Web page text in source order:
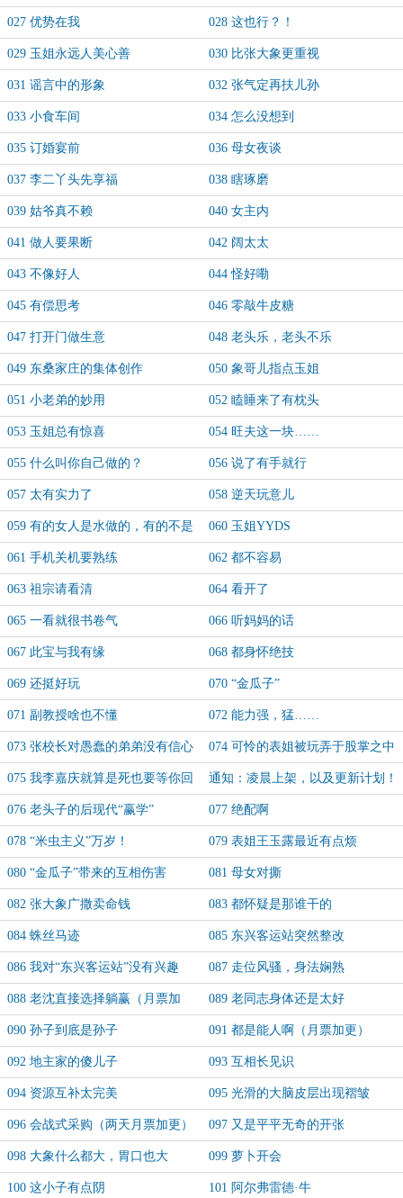
027 优势在我 028 这也行？！
029 玉姐永远人美心善 030 比张大象更重视
031 谣言中的形象 032 张气定再扶儿孙
033 小食车间 034 怎么没想到
035 订婚宴前 036 母女夜谈
037 李二丫头先享福 038 瞎琢磨
039 姑爷真不赖 040 女主内
041 做人要果断 042 阔太太
043 不像好人 044 怪好嘞
045 有偿思考 046 零敲牛皮糖
047 打开门做生意 048 老头乐，老头不乐
049 东桑家庄的集体创作 050 象哥儿指点玉姐
051 小老弟的妙用 052 瞌睡来了有枕头
053 玉姐总有惊喜 054 旺夫这一块……
055 什么叫你自己做的？ 056 说了有手就行
057 太有实力了 058 逆天玩意儿
059 有的女人是水做的，有的不是 060 玉姐YYDS
061 手机关机要熟练 062 都不容易
063 祖宗请看清 064 看开了
065 一看就很书卷气 066 听妈妈的话
067 此宝与我有缘 068 都身怀绝技
069 还挺好玩 070 “金瓜子”
071 副教授啥也不懂 072 能力强，猛……
073 张校长对愚蠢的弟弟没有信心 074 可怜的表姐被玩弄于股掌之中
075 我李嘉庆就算是死也要等你回
来
通知：凌晨上架，以及更新计划！
076 老头子的后现代“赢学” 077 绝配啊
078 “米虫主义”万岁！ 079 表姐王玉露最近有点烦
080 “金瓜子”带来的互相伤害 081 母女对撕
082 张大象广撒卖命钱 083 都怀疑是那谁干的
084 蛛丝马迹 085 东兴客运站突然整改
086 我对“东兴客运站”没有兴趣 087 走位风骚，身法娴熟
088 老沈直接选择躺赢（月票加
更）
089 老同志身体还是太好
090 孙子到底是孙子 091 都是能人啊（月票加更）
092 地主家的傻儿子 093 互相长见识
094 资源互补太完美 095 光滑的大脑皮层出现褶皱
096 会战式采购（两天月票加更） 097 又是平平无奇的开张
098 大象什么都大，胃口也大 099 萝卜开会
100 这小子有点阴 101 阿尔弗雷德·牛